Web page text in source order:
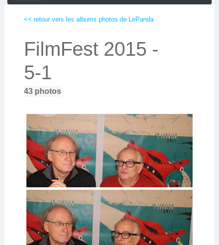
<< retour vers les albums photos de LePanda
FilmFest 2015 -
5-1
43photos